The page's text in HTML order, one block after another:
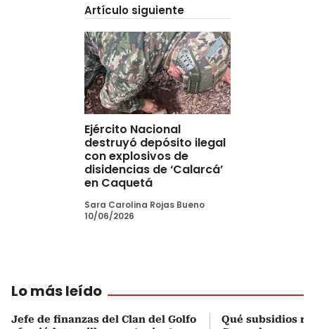
Artículo siguiente
Ejército Nacional
destruyó depósito ilegal
con explosivos de
disidencias de ‘Calarcá’
en Caquetá
Sara Carolina Rojas Bueno
10/06/2026
Lo más leído
Jefe de finanzas del Clan del Golfo
Qué subsidios